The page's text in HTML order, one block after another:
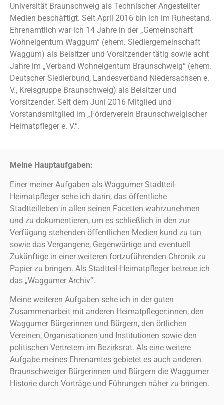
Universität Braunschweig als Technischer Angestellter
Medien beschäftigt. Seit April 2016 bin ich im Ruhestand.
Ehrenamtlich war ich 14 Jahre in der „Gemeinschaft
Wohneigentum Waggum“ (ehem. Siedlergemeinschaft
Waggum) als Beisitzer und Vorsitzender tätig sowie acht
Jahre im „Verband Wohneigentum Braunschweig“ (ehem.
Deutscher Siedlerbund, Landesverband Niedersachsen e.
V., Kreisgruppe Braunschweig) als Beisitzer und
Vorsitzender. Seit dem Juni 2016 Mitglied und
Vorstandsmitglied im „Förderverein Braunschweigischer
Heimatpfleger e. V.“.
Meine Hauptaufgaben:
Einer meiner Aufgaben als Waggumer Stadtteil-
Heimatpfleger sehe ich darin, das öffentliche
Stadtteilleben in allen seinen Facetten wahrzunehmen
und zu dokumentieren, um es schließlich in den zur
Verfügung stehenden öffentlichen Medien kund zu tun
sowie das Vergangene, Gegenwärtige und eventuell
Zukünftige in einer weiteren fortzuführenden Chronik zu
Papier zu bringen. Als Stadtteil-Heimatpfleger betreue ich
das „Waggumer Archiv“.
Meine weiteren Aufgaben sehe ich in der guten
Zusammenarbeit mit anderen Heimatpfleger:innen, den
Waggumer Bürgerinnen und Bürgern, den örtlichen
Vereinen, Organisationen und Institutionen sowie den
politischen Vertretern im Bezirksrat. Als eine weitere
Aufgabe meines Ehrenamtes gebietet es auch anderen
Braunschweiger Bürgerinnen und Bürgern die Waggumer
Historie durch Vorträge und Führungen näher zu bringen.